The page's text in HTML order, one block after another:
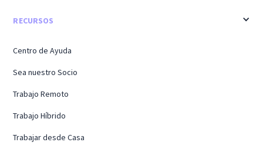
RECURSOS
Centro de Ayuda
Sea nuestro Socio
Trabajo Remoto
Trabajo Híbrido
Trabajar desde Casa